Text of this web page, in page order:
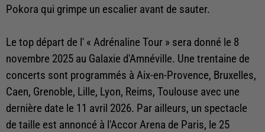
Pokora qui grimpe un escalier avant de sauter.
Le top départ de l' « Adrénaline Tour » sera donné le 8
novembre 2025 au Galaxie d'Amnéville. Une trentaine de
concerts sont programmés à Aix-en-Provence, Bruxelles,
Caen, Grenoble, Lille, Lyon, Reims, Toulouse avec une
dernière date le 11 avril 2026. Par ailleurs, un spectacle
de taille est annoncé à l'Accor Arena de Paris, le 25